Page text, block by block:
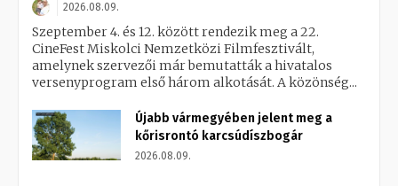
2026.08.09.
Szeptember 4. és 12. között rendezik meg a 22.
CineFest Miskolci Nemzetközi Filmfesztivált,
amelynek szervezői már bemutatták a hivatalos
versenyprogram első három alkotását. A közönség...
Újabb vármegyében jelent meg a
kőrisrontó karcsúdíszbogár
2026.08.09.